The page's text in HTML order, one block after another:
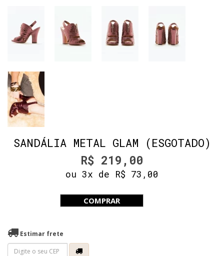
SANDÁLIA METAL GLAM (ESGOTADO)
R$ 219,00
ou 3x de R$ 73,00
COMPRAR
Estimar frete